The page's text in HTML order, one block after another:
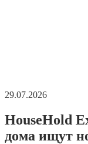
29.07.2026
HouseHold
дома ищут